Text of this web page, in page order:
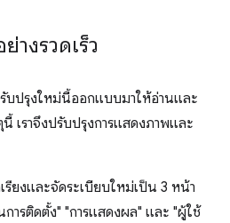
างรวดเร็ว
บปรุงใหม่นี้ออกแบบมาให้อ่านและ
นี้ เราจึงปรับปรุงการแสดงภาพและ
ยงและจัดระเบียบใหม่เป็น 3 หน้า
ารติดตั้ง" "การแสดงผล" และ "ผู้ใช้